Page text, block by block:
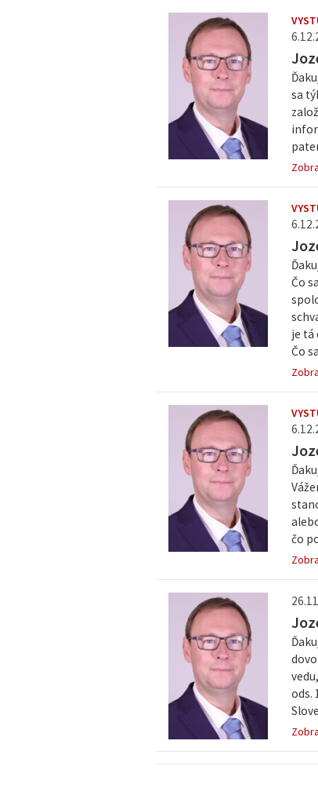
sa
Čo
je tá
Čo
čo
ods.